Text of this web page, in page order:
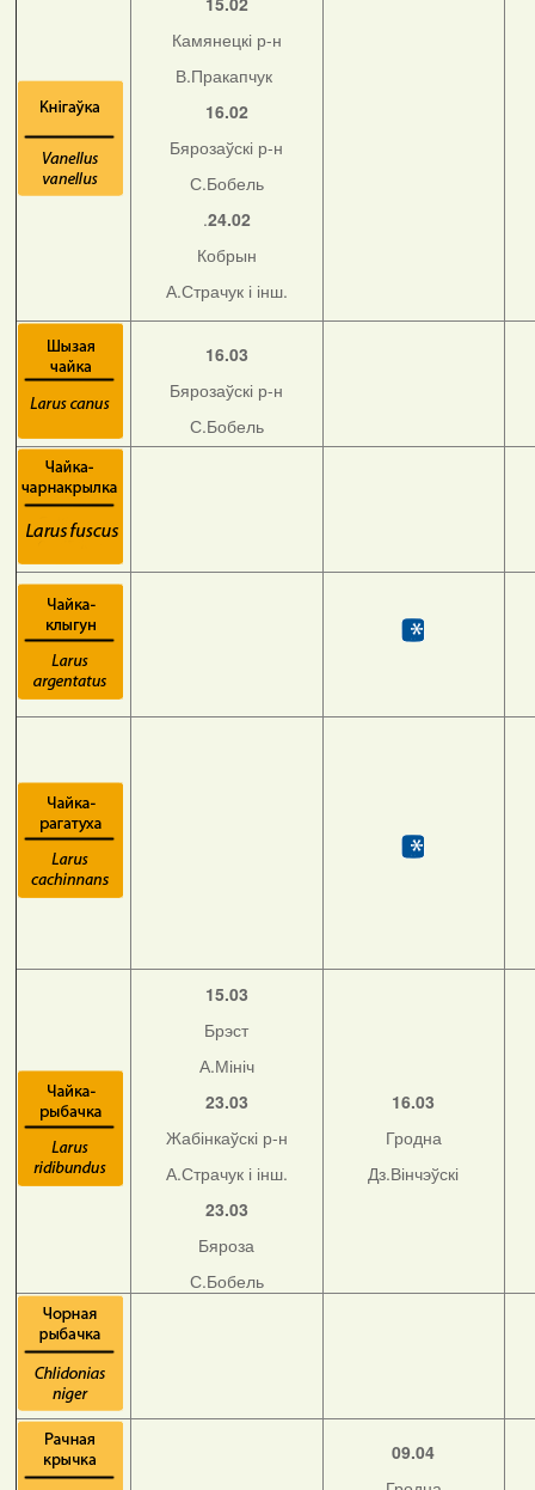
Камянецкі р-н
В.Пракапчук
16.02
Бярозаўскі р-н
С.Бобель
.24.02
Кобрын
А.Страчук і інш.
16.03
Бярозаўскі р-н
С.Бобель
15.03
Брэст
А.Мініч
23.03
Жабінкаўскі р-н
А.Страчук і інш.
23.03
Бяроза
С.Бобель
16.03
Гродна
Дз.Вінчэўскі
09.04